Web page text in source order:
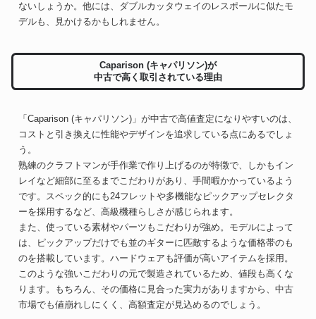
ないしょうか。他には、ダブルカッタウェイのレスポールに似たモ
デルも、見かけるかもしれません。
Caparison (キャパリソン)が
中古で高く取引されている理由
「Caparison (キャパリソン)」が中古で高値査定になりやすいのは、
コストと引き換えに性能やデザインを追求している点にあるでしょ
う。
熟練のクラフトマンが手作業で作り上げるのが特徴で、しかもイン
レイなど細部に至るまでこだわりがあり、手間暇かかっているよう
です。スペック的にも24フレットや多機能なピックアップセレクタ
ーを採用するなど、高級機種らしさが感じられます。
また、使っている素材やパーツもこだわりが強め。モデルによって
は、ピックアップだけでも並のギターに匹敵するような価格帯のも
のを搭載しています。ハードウェアも評価が高いアイテムを採用。
このような強いこだわりの元で製造されているため、値段も高くな
ります。もちろん、その価格に見合った実力がありますから、中古
市場でも値崩れしにくく、高額査定が見込めるのでしょう。